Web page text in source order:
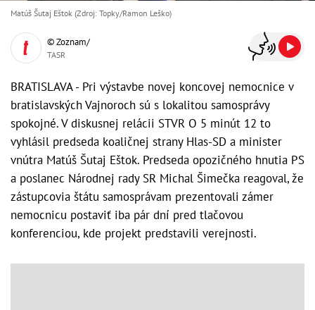
Matúš Šutaj Eštok (Zdroj: Topky/Ramon Leško)
© Zoznam/
TASR
BRATISLAVA - Pri výstavbe novej koncovej nemocnice v
bratislavských Vajnoroch sú s lokalitou samosprávy
spokojné. V diskusnej relácii STVR O 5 minút 12 to
vyhlásil predseda koaličnej strany Hlas-SD a minister
vnútra Matúš Šutaj Eštok. Predseda opozičného hnutia PS
a poslanec Národnej rady SR Michal Šimečka reagoval, že
zástupcovia štátu samosprávam prezentovali zámer
nemocnicu postaviť iba pár dní pred tlačovou
konferenciou, kde projekt predstavili verejnosti.